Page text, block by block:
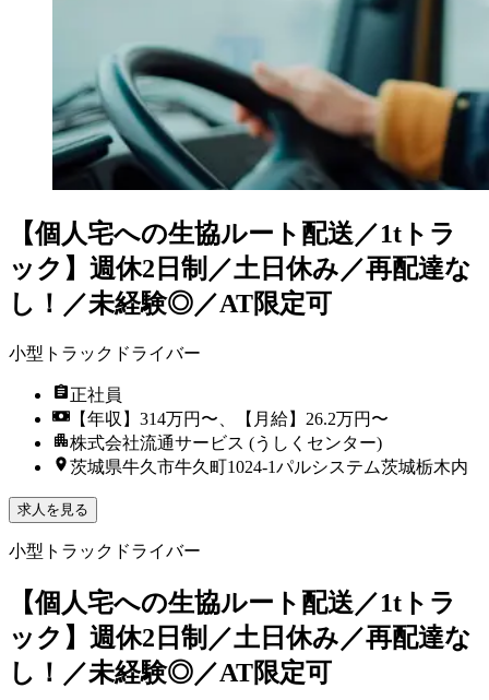
【個人宅への生協ルート配送／1tトラ
ック】週休2日制／土日休み／再配達な
し！／未経験◎／AT限定可
小型トラックドライバー
正社員
【年収】314万円〜、【月給】26.2万円〜
株式会社流通サービス (うしくセンター)
茨城県牛久市牛久町1024-1パルシステム茨城栃木内
求人を見る
小型トラックドライバー
【個人宅への生協ルート配送／1tトラ
ック】週休2日制／土日休み／再配達な
し！／未経験◎／AT限定可